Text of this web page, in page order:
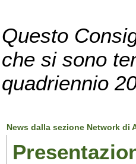
Questo
che si sono
quadriennio
News dalla sezione Network di